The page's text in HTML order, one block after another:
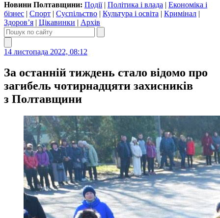
Новини Полтавщини: Події| Політика і влада | Економіка і
бізнес | Спорт | Суспільство | Культура і освіта | Кримінал |
Здоров’я | Цікавинки | Архів
14 листопада 2022, 08:12
За останній тиждень стало відомо про
загибель чотирнадцяти захисників
з Полтавщини